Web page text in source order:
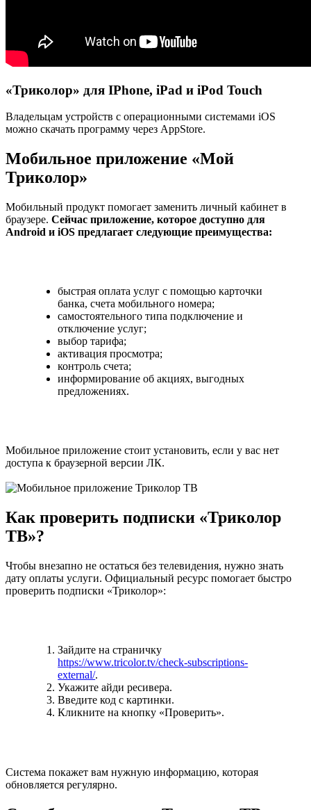
«Триколор» для IPhone, iPad и iPod Touch
Владельцам устройств с операционными системами iOS
можно скачать программу через AppStore.
Мобильное приложение «Мой
Триколор»
Мобильный продукт помогает заменить личный кабинет в
браузере. Сейчас приложение, которое доступно для
Android и iOS предлагает следующие преимущества:
быстрая оплата услуг с помощью карточки
банка, счета мобильного номера;
самостоятельного типа подключение и
отключение услуг;
выбор тарифа;
активация просмотра;
контроль счета;
информирование об акциях, выгодных
предложениях.
Мобильное приложение стоит установить, если у вас нет
доступа к браузерной версии ЛК.
Как проверить подписки «Триколор
ТВ»?
Чтобы внезапно не остаться без телевидения, нужно знать
дату оплаты услуги. Официальный ресурс помогает быстро
проверить подписки «Триколор»:
Зайдите на страничку
https://www.tricolor.tv/check-subscriptions-
external/.
Укажите айди ресивера.
Введите код с картинки.
Кликните на кнопку «Проверить».
Система покажет вам нужную информацию, которая
обновляется регулярно.